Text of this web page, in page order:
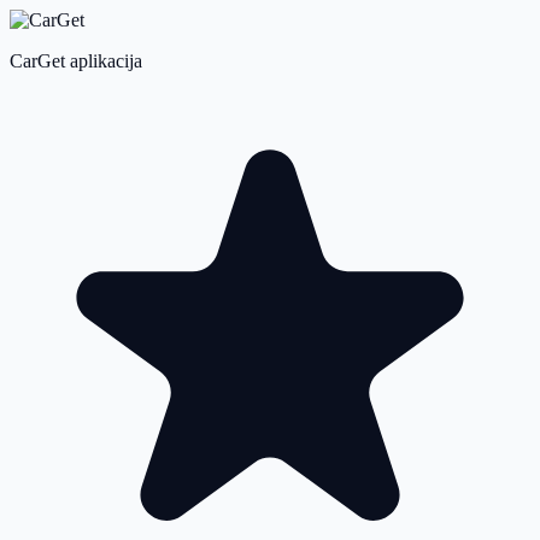
CarGet aplikacija